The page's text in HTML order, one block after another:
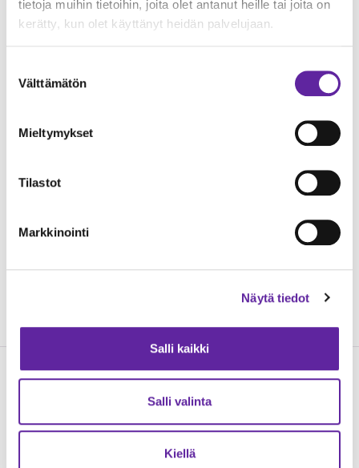
tietoja muihin tietoihin, joita olet antanut heille tai joita on
kerätty, kun olet käyttänyt heidän palvelujaan.
valinta
Välttämätön
Mieltymykset
Tilastot
Markkinointi
Näytä tiedot
Salli kaikki
Salli valinta
Kiellä
RTS-luokituksen neljää tähteä.
sijoitetaan aurinkovoimala, jonka tuotantoteho on
400 kilowattipiikkiä (kWp) ja vuosituottoarvio 320
000 kilowattituntia (kWh). Vuosituotto vastaa
noin 25 maalämmöllä lämmitettävän
Jukka Hannus, toimitusjohtaja, Jatke Pirkanmaa
Lue seuraavaksi